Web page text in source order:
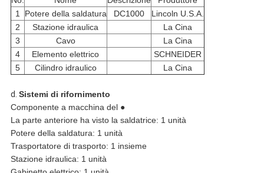
1
Potere della saldatura DC1000
Lincoln U.S.A.
2
Stazione idraulica
La Cina
3
Cavo
La Cina
4
Elemento elettrico
SCHNEIDER
5
Cilindro idraulico La Cina
d. Sistemi di rifornimento
Componente a macchina del ●
La parte anteriore ha visto la saldatrice: 1 unità
Potere della saldatura: 1 unità
Trasportatore di trasporto: 1 insieme
Stazione idraulica: 1 unità